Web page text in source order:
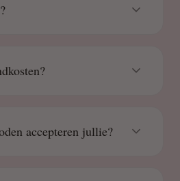
accepteren jullie?